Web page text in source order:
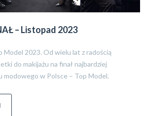
– Listopad 2023
Model 2023. Od wielu lat z radością
do makijażu na finał najbardziej
modowego w Polsce – Top Model.